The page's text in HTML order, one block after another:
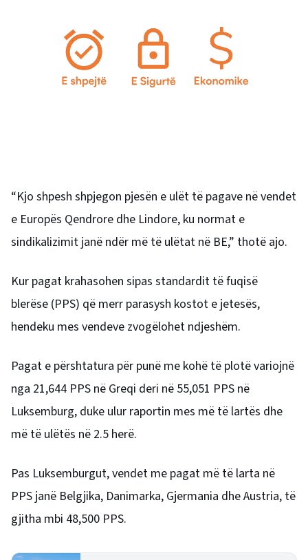
“Kjo shpesh shpjegon pjesën e ulët të pagave në vendet
e Europës Qendrore dhe Lindore, ku normat e
sindikalizimit janë ndër më të ulëtat në BE,” thotë ajo.
Kur pagat krahasohen sipas standardit të fuqisë
blerëse (PPS) që merr parasysh kostot e jetesës,
hendeku mes vendeve zvogëlohet ndjeshëm.
Pagat e përshtatura për punë me kohë të plotë variojnë
nga 21,644 PPS në Greqi deri në 55,051 PPS në
Luksemburg, duke ulur raportin mes më të lartës dhe
më të ulëtës në 2.5 herë.
Pas Luksemburgut, vendet me pagat më të larta në
PPS janë Belgjika, Danimarka, Gjermania dhe Austria, të
gjitha mbi 48,500 PPS.